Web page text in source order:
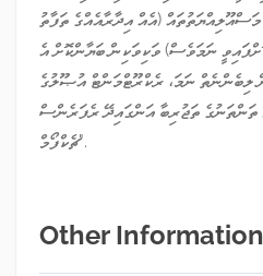
(އެއް އިދާރާއެއްގެ ތަފާތު
ނަމަވެސް) ވަކިވަކިން ބަޔާންކޮށް އެ
ލިބެންނެތް ނަމަ، ރެކްރޫޓްމަންޓް އުޞޫލުގެ
ތަންތަނުގެ ތަޖުރިބާ އަންގައިދޭ ރެފަރެންސް
ޗެކްފޯމް".
Other Information